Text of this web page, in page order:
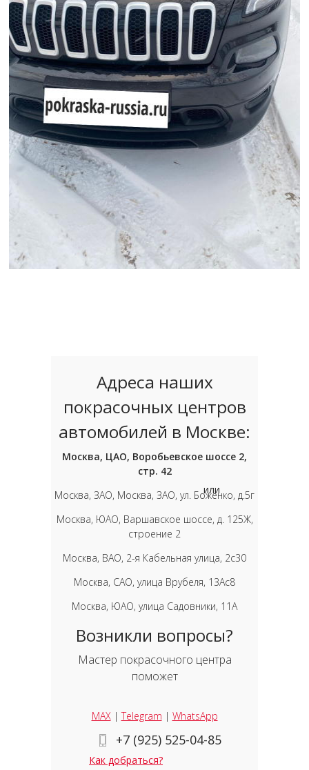
Адреса наших
покрасочных центров
автомобилей в Москве:
Москва, ЦАО, Воробьевское шоссе 2,
стр. 42
Москва, ЗАО, Москва, ЗАО, ул. Боженко, д.5г
Москва, ЮАО, Варшавское шоссе, д. 125Ж,
строение 2
Москва, ВАО, 2-я Кабельная улица, 2с30
Москва, САО, улица Врубеля, 13Ас8
Москва, ЮАО, улица Садовники, 11А
Возникли вопросы?
Мастер покрасочного центра
поможет
MAX|Telegram | WhatsApp
+7 (925) 525-04-85
Как добраться?
или